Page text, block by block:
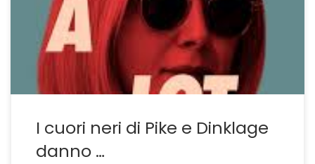
annali della storia ma è il classico film simil leggero in
grado di mostrare le capacità attoriali del cast, in
specie di una magnifica Rosamund Pike e di un […]
I cuori neri di Pike e Dinklage
danno …